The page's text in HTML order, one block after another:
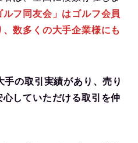
ルフ同友会」はゴルフ会員
数多くの大手企業様にも
の取引実績があり、売り
していただける取引を仲